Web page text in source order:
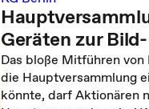
Geräten zur
Das bloße Mitführen
die Hauptversammlung
könnte, darf Aktionären